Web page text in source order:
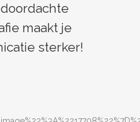
maakt je
sterker!